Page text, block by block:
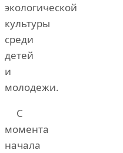
экологической
культуры
среди
детей
и
молодежи.
С
момента
начала